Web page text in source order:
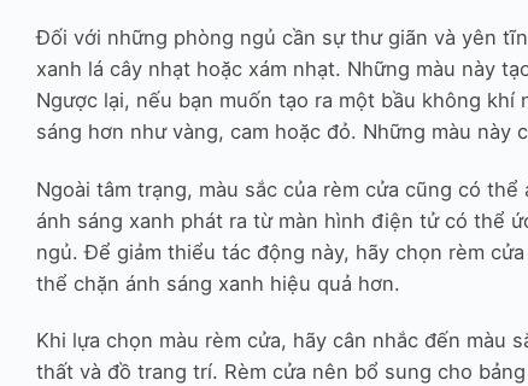
Đối với những phòng ngủ cần sự thư giãn và yên
xanh lá cây nhạt hoặc xám nhạt. Những màu này
Ngược lại, nếu bạn muốn tạo ra một bầu không
sáng hơn như vàng, cam hoặc đỏ. Những màu
Ngoài tâm trạng, màu sắc của rèm cửa cũng có
ánh sáng xanh phát ra từ màn hình điện tử có thể
ngủ. Để giảm thiểu tác động này, hãy chọn rèm
thể chặn ánh sáng xanh hiệu quả hơn.
Khi lựa chọn màu rèm cửa, hãy cân nhắc đến màu
thất và đồ trang trí. Rèm cửa nên bổ sung cho